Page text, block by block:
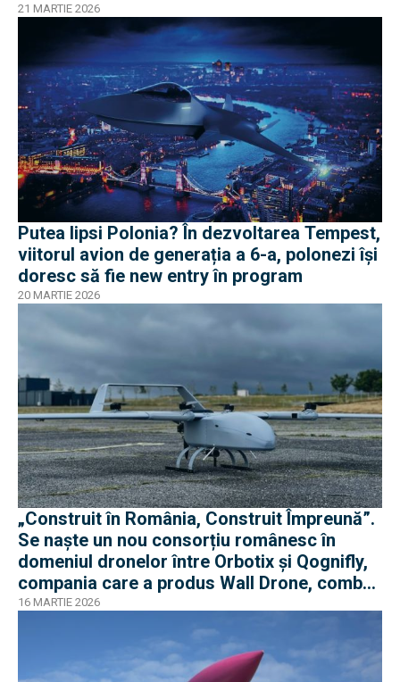
21 MARTIE 2026
Putea lipsi Polonia? În dezvoltarea Tempest,
viitorul avion de generația a 6-a, polonezi își
doresc să fie new entry în program
20 MARTIE 2026
„Construit în România, Construit Împreună”.
Se naște un nou consorțiu românesc în
domeniul dronelor între Orbotix și Qognifly,
compania care a produs Wall Drone, combat
proven în războiul din Ucraina
16 MARTIE 2026